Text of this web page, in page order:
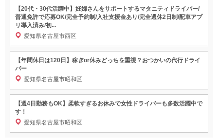
【20代・30代活躍中】妊婦さんをサポートするマタニティドライバー/
普通免許で応募OK/完全予約制/入社支援金あり/完全週休2日制/配車アプ
リ導入済み/初...
愛知県名古屋市西区
【年間休日は120日】稼ぎor休みどっちを重視？おつかいの代行ドライ
バー
愛知県名古屋市昭和区
【週4日勤務もOK】柔軟すぎるお休みで女性ドライバーも多数活躍中で
す！
愛知県名古屋市昭和区